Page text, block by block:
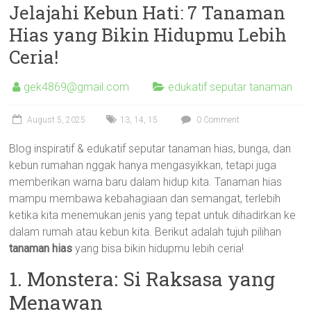
Jelajahi Kebun Hati: 7 Tanaman
Hias yang Bikin Hidupmu Lebih
Ceria!
gek4869@gmail.com edukatif seputar tanaman
August 5, 2025 13, 14, 15 0 Comment
Blog inspiratif & edukatif seputar tanaman hias, bunga, dan
kebun rumahan nggak hanya mengasyikkan, tetapi juga
memberikan warna baru dalam hidup kita. Tanaman hias
mampu membawa kebahagiaan dan semangat, terlebih
ketika kita menemukan jenis yang tepat untuk dihadirkan ke
dalam rumah atau kebun kita. Berikut adalah tujuh pilihan
tanaman hias yang bisa bikin hidupmu lebih ceria!
1. Monstera: Si Raksasa yang
Menawan